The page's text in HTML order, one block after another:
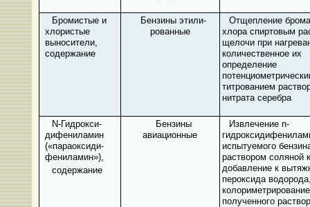
Бромистые и
хло­ристые
выносители,
содержание
Бензины этили­
рованные
Отщепление
хлора спиртовым
щелочи при
количественное их
определение
титрованием
нитрата серебра
N-Гидрокси-
дифениламин
(«параоксиди-
фениламин»),
содержание
Бензины
авиационные
Извлечение n-
испытуемого
раствором соляной
добавление к
пероксида
колориметрирование
полученного